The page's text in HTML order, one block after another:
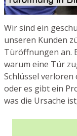
Wir sind ein
unseren Kunden
Türöffnungen an.
warum eine Tür
Schlüssel verloren
oder es gibt ein
was die Ursache